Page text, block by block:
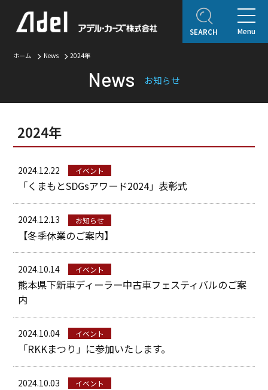
SEARCH
ホーム News 2024年
News お知らせ
2024年
2024.12.22 イベント
「くまもとSDGsアワード2024」表彰式
2024.12.13 お知らせ
【冬季休業のご案内】
2024.10.14 イベント
熊本県下新車ディーラー中古車フェスティバルのご案
内
2024.10.04 イベント
「RKKまつり」に参加いたします。
2024.10.03 イベント
Menu
ホーム
企業情報
ご挨拶会社概要Adel Pressアクセス
アフターサービス
自動車保険
オリジナルコンテンツ
アデル・コレクションギャラリー
認定・表彰・受賞
SDGsの取り組み
採用情報
お知らせ
お問い合わせ
プライバシーポリシー